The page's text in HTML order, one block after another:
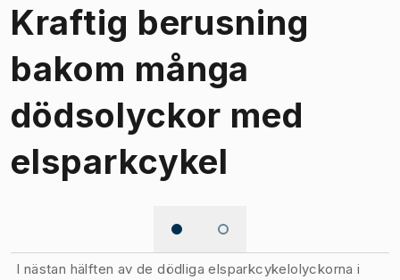
Kraftig berusning
bakom många
dödsolyckor med
elsparkcykel
I nästan hälften av de dödliga elsparkcykelolyckorna i